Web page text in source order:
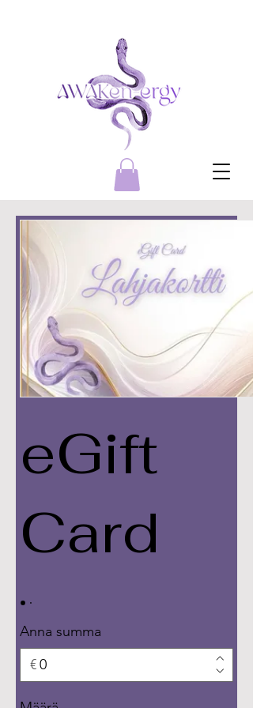
eGift
Card
Anna summa
€